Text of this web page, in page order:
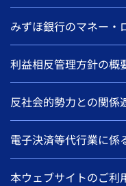
みずほ銀行のマネー・
利益相反管理方針の概
反社会的勢力との関係
電子決済等代行業に係
本ウェブサイトのご利